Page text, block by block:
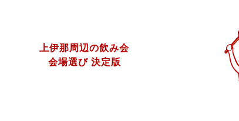
上伊那周辺の飲み会
会場選び 決定版